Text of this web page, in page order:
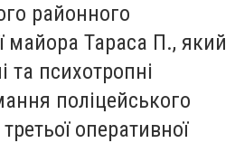
районного
майора Тараса П., який
та психотропні
поліцейського
оперативної